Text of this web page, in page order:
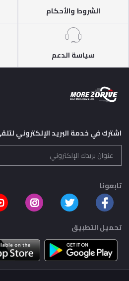
الشروط والأحكام
سياسة الدعم
اشترك في خدمة البريد الإلكتروني
تابعونا
تحميل التطبيق